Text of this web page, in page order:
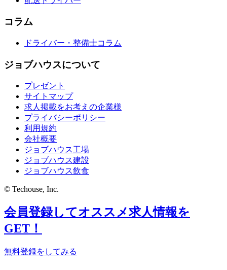
コラム
ドライバー・整備士コラム
ジョブハウスについて
プレゼント
サイトマップ
求人掲載をお考えの企業様
プライバシーポリシー
利用規約
会社概要
ジョブハウス工場
ジョブハウス建設
ジョブハウス飲食
© Techouse, Inc.
会員登録してオススメ求人情報を
GET！
無料登録をしてみる